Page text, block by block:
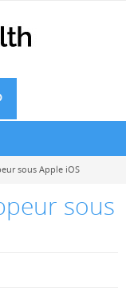
sous Apple iOS
sous